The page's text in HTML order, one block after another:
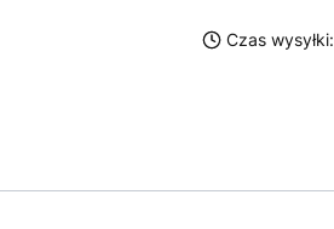
Czas wysyłki: